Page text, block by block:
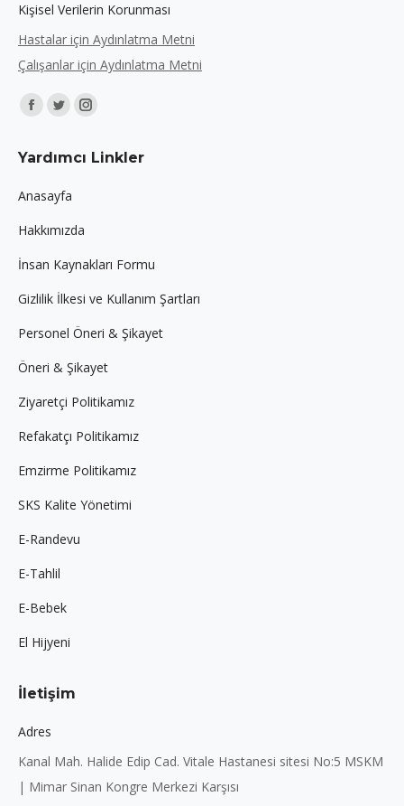
Kişisel Verilerin Korunması
Hastalar için Aydınlatma Metni
Çalışanlar için Aydınlatma Metni
Find us on:
Facebook
opens
new
window
Twitter
opens
new
window
Instagram
opens
Yardımcı Linkler
Anasayfa
Hakkımızda
İnsan Kaynakları Formu
Gizlilik İlkesi ve Kullanım Şartları
Personel Öneri & Şikayet
Öneri & Şikayet
Ziyaretçi Politikamız
Refakatçı Politikamız
Emzirme Politikamız
SKS Kalite Yönetimi
E-Randevu
E-Tahlil
E-Bebek
El Hijyeni
İletişim
Adres
Kanal Mah. Halide Edip Cad. Vitale Hastanesi sitesi No:5 MSKM
| Mimar Sinan Kongre Merkezi Karşısı